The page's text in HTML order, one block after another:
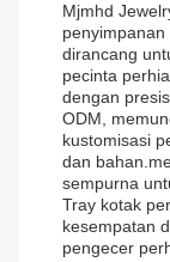
Mjmhd
dirancang
pecinta
dengan
ODM,
kustomisasi
dan
sempurna
Tray kotak
kesempatan
pengecer